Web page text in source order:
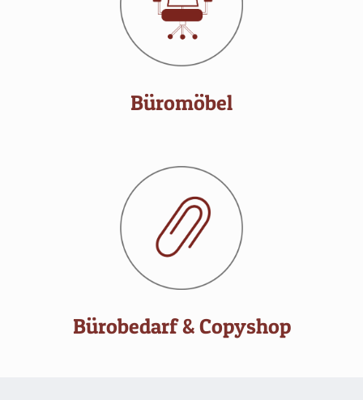
Büromöbel
Bürobedarf & Copyshop